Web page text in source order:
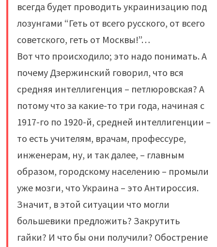
всегда будет проводить украинизацию под
лозунгами “Геть от всего русского, от всего
советского, геть от Москвы!”…
Вот что происходило; это надо понимать. А
почему Дзержинский говорил, что вся
средняя интеллигенция – петлюровская? А
потому что за какие-то три года, начиная с
1917-го по 1920-й, средней интеллигенции –
то есть учителям, врачам, профессуре,
инженерам, ну, и так далее, – главным
образом, городскому населению – промыли
уже мозги, что Украина – это Антироссия.
Значит, в этой ситуации что могли
большевики предложить? Закрутить
гайки? И что бы они получили? Обострение